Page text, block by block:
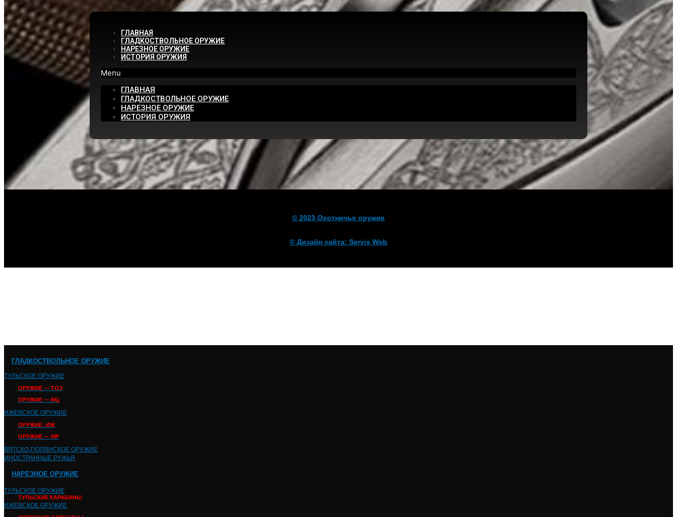
ГЛАВНАЯ
ГЛАДКОСТВОЛЬНОЕ ОРУЖИЕ
НАРЕЗНОЕ ОРУЖИЕ
ИСТОРИЯ ОРУЖИЯ
Menu
ГЛАВНАЯ
ГЛАДКОСТВОЛЬНОЕ ОРУЖИЕ
НАРЕЗНОЕ ОРУЖИЕ
ИСТОРИЯ ОРУЖИЯ
© 2023 Охотничье оружие
© Дизайн сайта: Servis Web
ГЛАДКОСТВОЛЬНОЕ ОРУЖИЕ
ТУЛЬСКОЕ ОРУЖИЕ
ОРУЖИЕ — ТОЗ
ОРУЖИЕ — МЦ
ИЖЕВСКОЕ ОРУЖИЕ
ОРУЖИЕ -ИЖ
ОРУЖИЕ — МР
ВЯТСКО-ПОЛЯНСКОЕ ОРУЖИЕ
ИНОСТРАННЫЕ РУЖЬЯ
НАРЕЗНОЕ ОРУЖИЕ
ТУЛЬСКОЕ ОРУЖИЕ
ТУЛЬСКИЕ КАРАБИНЫ
ИЖЕВСКОЕ ОРУЖИЕ